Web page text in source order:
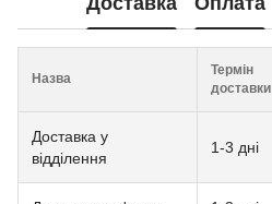
Назва
Термін
доставки
Доставка у
відділення
1-3 дні